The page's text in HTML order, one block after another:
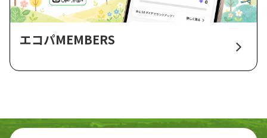
エコパMEMBERS